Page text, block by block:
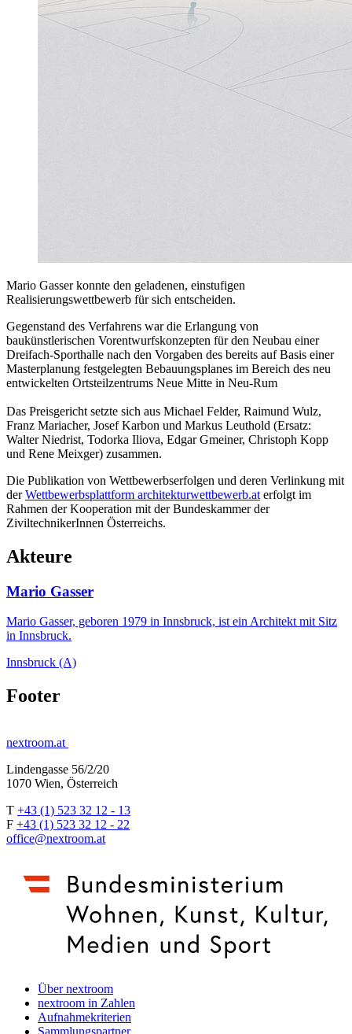
Mario Gasser konnte den geladenen, einstufigen
Realisierungswettbewerb für sich entscheiden.
Gegenstand des Verfahrens war die Erlangung von
baukünstlerischen Vorentwurfskonzepten für den Neubau einer
Dreifach-Sporthalle nach den Vorgaben des bereits auf Basis einer
Masterplanung festgelegten Bebauungsplanes im Bereich des neu
entwickelten Ortsteilzentrums Neue Mitte in Neu-Rum
Das Preisgericht setzte sich aus Michael Felder, Raimund Wulz,
Franz Mariacher, Josef Karbon und Markus Leuthold (Ersatz:
Walter Niedrist, Todorka Iliova, Edgar Gmeiner, Christoph Kopp
und Rene Meixger) zusammen.
Die Publikation von Wettbewerbserfolgen und deren Verlinkung mit
derWettbewerbsplattform architekturwettbewerb.at erfolgt im
Rahmen der Kooperation mit der Bundeskammer der
ZiviltechnikerInnen Österreichs.
Akteure
Mario Gasser
Mario Gasser, geboren 1979 in Innsbruck, ist ein Architekt mit Sitz
in Innsbruck.
Innsbruck (A)
Footer
nextroom.at
Lindengasse 56/2/20
1070 Wien, Österreich
T +43 (1) 523 32 12 - 13
F +43 (1) 523 32 12 - 22
office@nextroom.at
Über nextroom
nextroom in Zahlen
Aufnahmekriterien
Sammlungspartner